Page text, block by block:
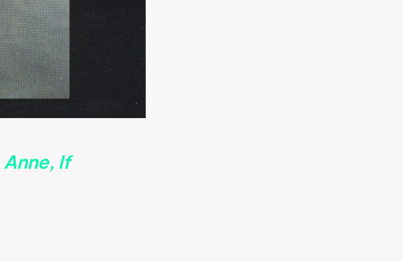
Anne, If